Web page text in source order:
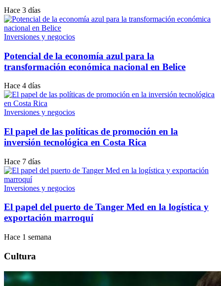
Hace 3 días
Inversiones y negocios
Potencial de la economía azul para la
transformación económica nacional en Belice
Hace 4 días
Inversiones y negocios
El papel de las políticas de promoción en la
inversión tecnológica en Costa Rica
Hace 7 días
Inversiones y negocios
El papel del puerto de Tanger Med en la logística y
exportación marroquí
Hace 1 semana
Cultura